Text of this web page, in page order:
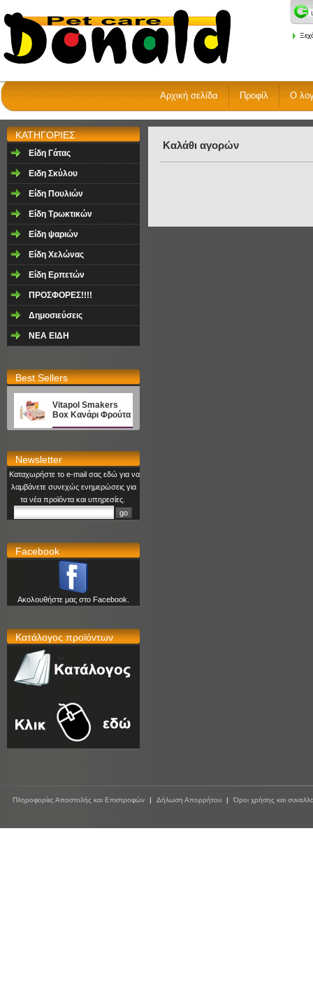
Αρχική σελίδα Προφίλ Ο
ΚΑΤΗΓΟΡΙΕΣ
Είδη Γάτας
Ειδη Σκύλου
Είδη Πουλιών
Είδη Τρωκτικών
Είδη ψαριών
Είδη Χελώνας
Είδη Ερπετών
ΠΡΟΣΦΟΡΕΣ!!!!
Δημοσιεύσεις
NEA EΙΔΗ
Best Sellers
Vitapol Smakers
Box Κανάρι Φρούτα
Newsletter
Καταχωρήστε το e-mail σας εδώ για να
λαμβάνετε συνεχώς ενημερώσεις για
τα νέα προϊόντα και υπηρεσίες.
Facebook
Ακολουθήστε μας στο Facebook.
Κατάλογος προϊόντων
Καλάθι αγορών
Πληροφορίες Αποστολής και Επιστροφών | Δήλωση Απορρήτου | Όροι χρήσης και